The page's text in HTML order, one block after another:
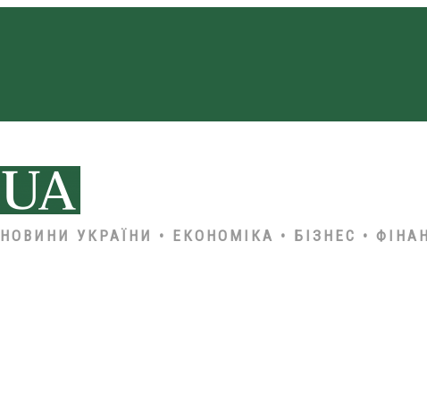
НОВИНИ УКРАЇНИ • ЕКОНОМІКА • БІЗНЕС •